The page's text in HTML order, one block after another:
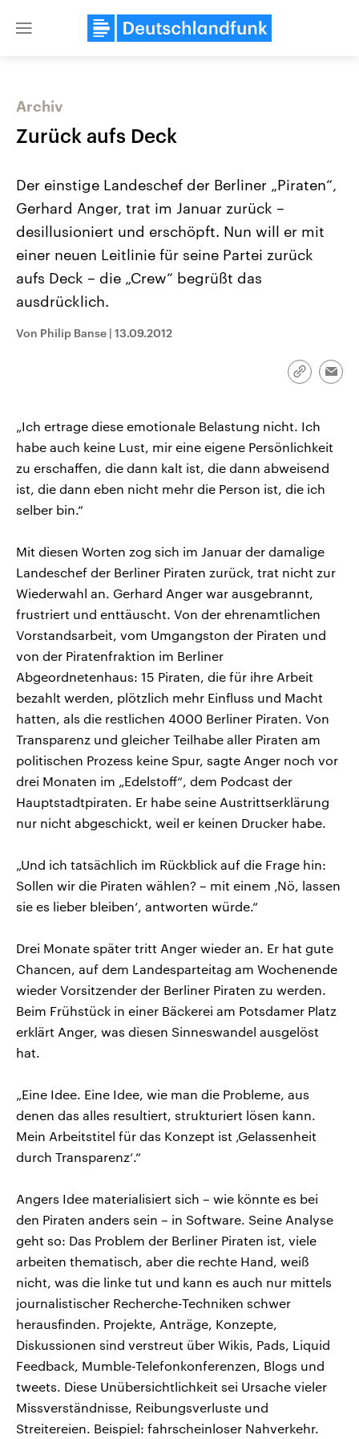
Close
Landtagswahl Sachsen-Anhalt
Alle Informationen
September 2026 einen neuen
Landtag. Seit 2021 wird das
und Kandidaten der anstehenden
Wahl.
USA
mit großem Einfluss auf
aktuelle Weltgeschehen.
Audio-Archiv
Archiv
Zurück aufs Deck
Der einstige Landeschef der Berliner „Piraten“,
Gerhard Anger, trat im Januar zurück –
desillusioniert und erschöpft. Nun will er mit
einer neuen Leitlinie für seine Partei zurück
aufs Deck – die „Crew“ begrüßt das
ausdrücklich.
Von Philip Banse | 13.09.2012
Link
„Ich ertrage diese emotionale Belastung nicht. Ich
habe auch keine Lust, mir eine eigene Persönlichkeit
zu erschaffen, die dann kalt ist, die dann abweisend
ist, die dann eben nicht mehr die Person ist, die ich
selber bin.“
Mit diesen Worten zog sich im Januar der damalige
Landeschef der Berliner Piraten zurück, trat nicht zur
Wiederwahl an. Gerhard Anger war ausgebrannt,
frustriert und enttäuscht. Von der ehrenamtlichen
Vorstandsarbeit, vom Umgangston der Piraten und
von der Piratenfraktion im Berliner
Abgeordnetenhaus: 15 Piraten, die für ihre Arbeit
bezahlt werden, plötzlich mehr Einfluss und Macht
hatten, als die restlichen 4000 Berliner Piraten. Von
Transparenz und gleicher Teilhabe aller Piraten am
politischen Prozess keine Spur, sagte Anger noch vor
drei Monaten im „Edelstoff“, dem Podcast der
Hauptstadtpiraten. Er habe seine Austrittserklärung
nur nicht abgeschickt, weil er keinen Drucker habe.
„Und ich tatsächlich im Rückblick auf die Frage hin:
Sollen wir die Piraten wählen? – mit einem ‚Nö, lassen
sie es lieber bleiben‘, antworten würde.“
Drei Monate später tritt Anger wieder an. Er hat gute
Chancen, auf dem Landesparteitag am Wochenende
wieder Vorsitzender der Berliner Piraten zu werden.
Beim Frühstück in einer Bäckerei am Potsdamer Platz
erklärt Anger, was diesen Sinneswandel ausgelöst
hat.
„Eine Idee. Eine Idee, wie man die Probleme, aus
denen das alles resultiert, strukturiert lösen kann.
Mein Arbeitstitel für das Konzept ist ‚Gelassenheit
durch Transparenz‘.“
Angers Idee materialisiert sich – wie könnte es bei
den Piraten anders sein – in Software. Seine Analyse
geht so: Das Problem der Berliner Piraten ist, viele
arbeiten thematisch, aber die rechte Hand, weiß
nicht, was die linke tut und kann es auch nur mittels
journalistischer Recherche-Techniken schwer
herausfinden. Projekte, Anträge, Konzepte,
Diskussionen sind verstreut über Wikis, Pads, Liquid
Feedback, Mumble-Telefonkonferenzen, Blogs und
tweets. Diese Unübersichtlichkeit sei Ursache vieler
Missverständnisse, Reibungsverluste und
Streitereien. Beispiel: fahrscheinloser Nahverkehr.